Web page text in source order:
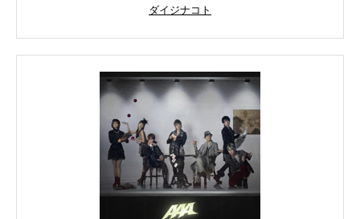
ダイジナコト